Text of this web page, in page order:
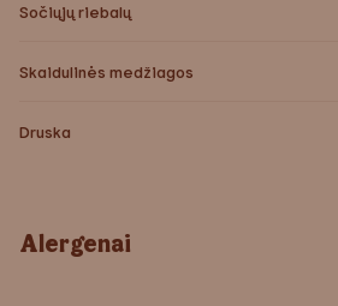
Sočiųjų riebalų
Skaidulinės medžiagos
Druska
Alergenai